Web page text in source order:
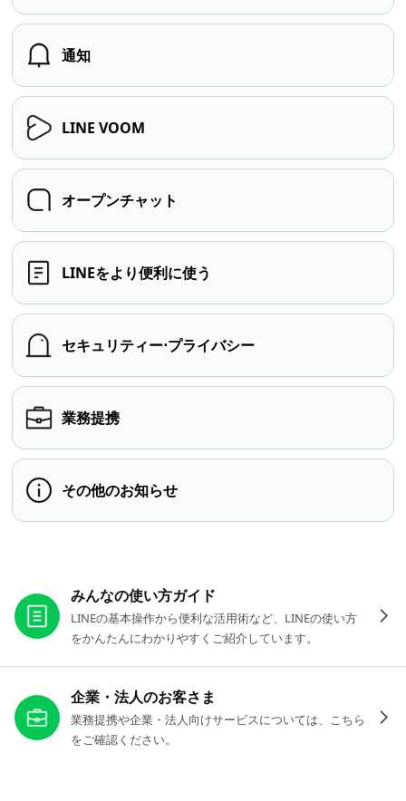
通知
LINE VOOM
オープンチャット
LINEをより便利に使う
セキュリティー⋅プライバシー
業務提携
その他のお知らせ
みんなの使い方ガイド
LINEの基本操作から便利な活用術など、LINEの使い方
をかんたんにわかりやすくご紹介しています。
企業・法人のお客さま
業務提携や企業・法人向けサービスについては、こちら
をご確認ください。